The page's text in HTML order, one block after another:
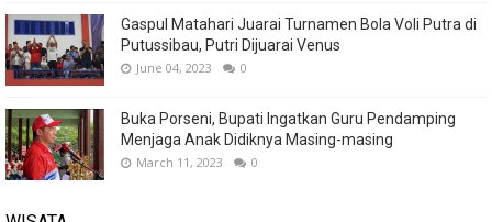
Gaspul Matahari Juarai Turnamen Bola Voli Putra di
Putussibau, Putri Dijuarai Venus
June 04, 2023 0
Buka Porseni, Bupati Ingatkan Guru Pendamping
Menjaga Anak Didiknya Masing-masing
March 11, 2023 0